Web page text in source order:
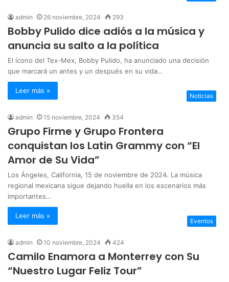
admin 26 noviembre, 2024 293
Bobby Pulido dice adiós a la música y
anuncia su salto a la política
El ícono del Tex-Mex, Bobby Pulido, ha anunciado una decisión
que marcará un antes y un después en su vida…
Leer más »
Noticias
admin 15 noviembre, 2024 354
Grupo Firme y Grupo Frontera
conquistan los Latin Grammy con “El
Amor de Su Vida”
Los Ángeles, California, 15 de noviembre de 2024. La música
regional mexicana sigue dejando huella en los escenarios más
importantes…
Leer más »
Eventos
admin 10 noviembre, 2024 424
Camilo Enamora a Monterrey con Su
“Nuestro Lugar Feliz Tour”